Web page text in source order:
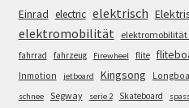
Einrad electric elektrisch
elektromobilität elektromobilität
fahrrad
fahrzeug Firewheel flite
Inmotion jetboard Kingsong
schnee Segway serie 2 Skateboard